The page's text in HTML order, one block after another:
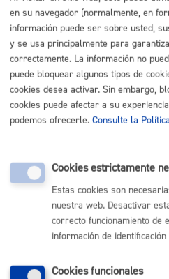
Listado completo de Trámites
Actos públicos
Propuesta de Medalla al Mérito
Volver al índice Volver
en su navegador (normalmente, en
información puede ser sobre usted,
y se usa principalmente para
correctamente. La información no
puede bloquear algunos tipos de
cookies desea activar. Sin embargo,
cookies puede afectar a su
podemos ofrecerle. Consulte la
Cookies estrictamente
Estas cookies son
nuestra web. Desactivar
correcto funcionamiento de
información de
Cookies funcionales